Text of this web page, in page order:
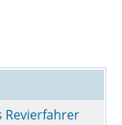
Revierfahrer